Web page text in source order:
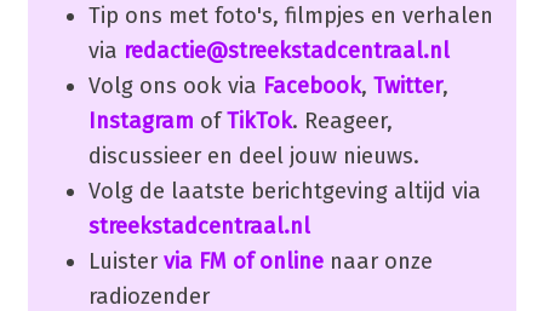
Tip ons met foto's, filmpjes en verhalen
via redactie@streekstadcentraal.nl
Volg ons ook via Facebook, Twitter,
Instagram ofTikTok. Reageer,
discussieer en deel jouw nieuws.
Volg de laatste berichtgeving altijd via
streekstadcentraal.nl
Luister via FM of onlinenaar onze
radiozender